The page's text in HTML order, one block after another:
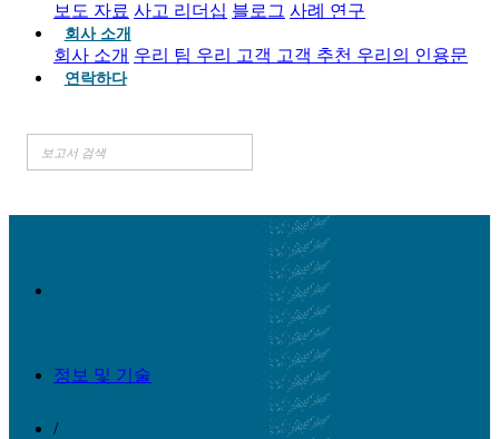
보도 자료 사고 리더십 블로그 사례 연구
회사 소개
회사 소개 우리 팀 우리 고객 고객 추천 우리의 인용문
연락하다
정보 및 기술
/